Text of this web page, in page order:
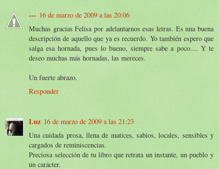
--- 16 de marzo de 2009 a las 20:06
Muchas gracias Felisa por adelantarnos esas letras. Es una buena
descripción de aquello que ya es recuerdo. Yo también espero que
salga esa hornada, pues lo bueno, siempre sabe a poco.... Y te
deseo muchas más hornadas, las mereces.
Un fuerte abrazo.
Responder
Luz 16 de marzo de 2009 a las 21:23
Una cuidada prosa, llena de matices, sabios, locales, sensibles y
cargados de reminiscencias.
Preciosa selección de tu libro que retrata un instante, un pueblo y
un carácter.